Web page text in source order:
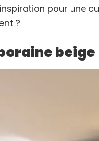
pour une
?
beige